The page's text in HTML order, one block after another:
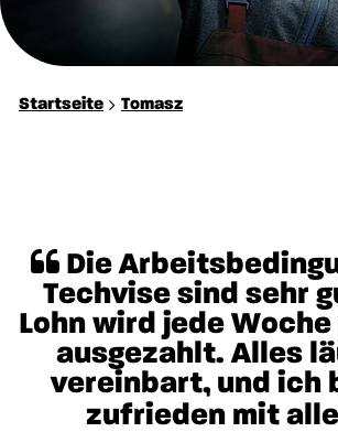
Startseite Tomasz
Die
Techvise sind sehr
Lohn wird jede
ausgezahlt. Alles
vereinbart, und ich
zufrieden mit